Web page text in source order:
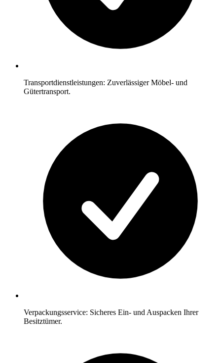
Transportdienstleistungen: Zuverlässiger Möbel- und
Gütertransport.
Verpackungsservice: Sicheres Ein- und Auspacken Ihrer
Besitztümer.